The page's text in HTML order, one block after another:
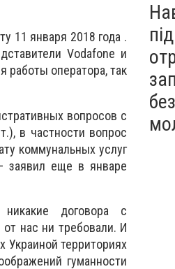
11 января 2018 года .
Vodafone и
работы оператора, так
вопросов с
в частности вопрос
коммунальных услуг
заявил еще в январе
договора с
нас ни требовали. И
территориях
гуманности